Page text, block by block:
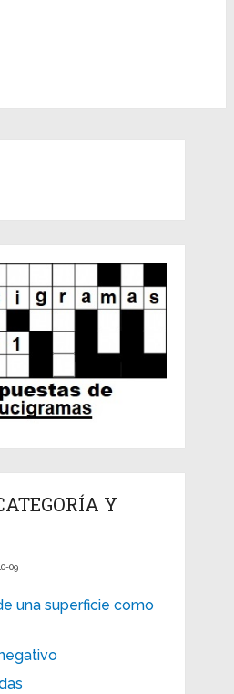
Y
09
una superficie como